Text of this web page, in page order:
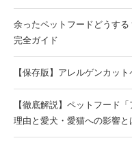
余ったペットフードどうす
完全ガイド
【保存版】アレルゲンカッ
【徹底解説】ペットフード
理由と愛犬・愛猫への影響と